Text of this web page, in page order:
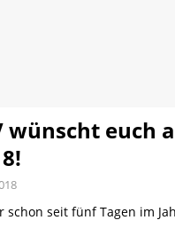
wünscht euch
schon seit fünf Tagen im